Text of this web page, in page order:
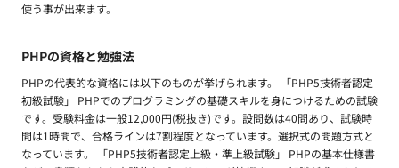
使う事が出来ます。
PHPの資格と勉強法
PHPの代表的な資格には以下のものが挙げられます。 「PHP5技術者認定
初級試験」 PHPでのプログラミングの基礎スキルを身につけるための試験
です。受験料金は一般12,000円(税抜き)です。設問数は40問あり、試験時
間は1時間で、合格ラインは7割程度となっています。選択式の問題方式と
なっています。 「PHP5技術者認定上級・準上級試験」 PHPの基本仕様書